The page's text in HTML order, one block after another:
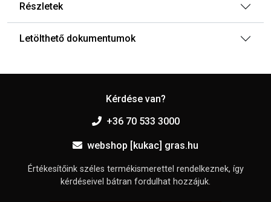
Részletek
Letölthető dokumentumok
Kérdése van?
+36 70 533 3000
webshop [kukac] gras.hu
Értékesítőink széles termékismerettel rendelkeznek, így
kérdéseivel bátran fordulhat hozzájuk.